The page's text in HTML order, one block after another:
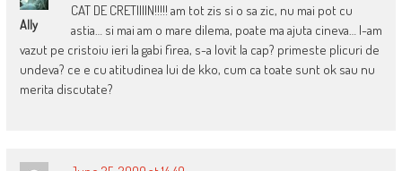
Ally
CAT DE CRETIIIIN!!!!! am tot zis si o sa zic, nu mai pot cu
astia… si mai am o mare dilema, poate ma ajuta cineva… l-am
vazut pe cristoiu ieri la gabi firea, s-a lovit la cap? primeste plicuri de
undeva? ce e cu atitudinea lui de kko, cum ca toate sunt ok sau nu
merita discutate?